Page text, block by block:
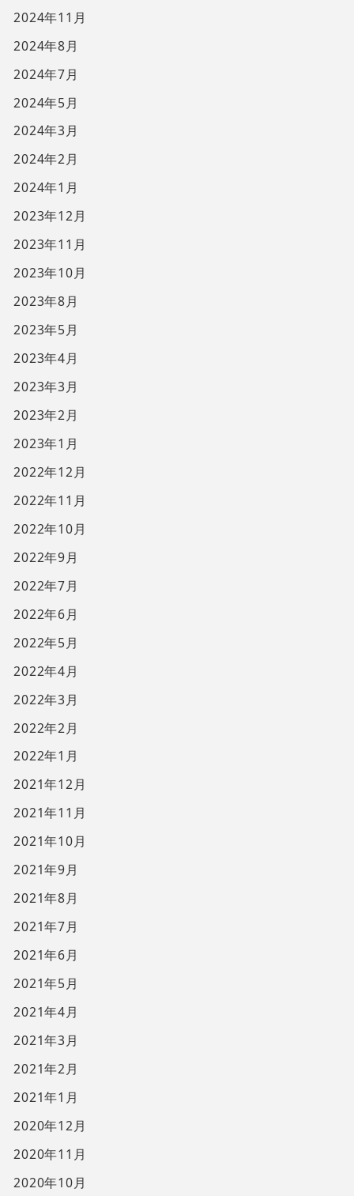
2024年11月
2024年8月
2024年7月
2024年5月
2024年3月
2024年2月
2024年1月
2023年12月
2023年11月
2023年10月
2023年8月
2023年5月
2023年4月
2023年3月
2023年2月
2023年1月
2022年12月
2022年11月
2022年10月
2022年9月
2022年7月
2022年6月
2022年5月
2022年4月
2022年3月
2022年2月
2022年1月
2021年12月
2021年11月
2021年10月
2021年9月
2021年8月
2021年7月
2021年6月
2021年5月
2021年4月
2021年3月
2021年2月
2021年1月
2020年12月
2020年11月
2020年10月